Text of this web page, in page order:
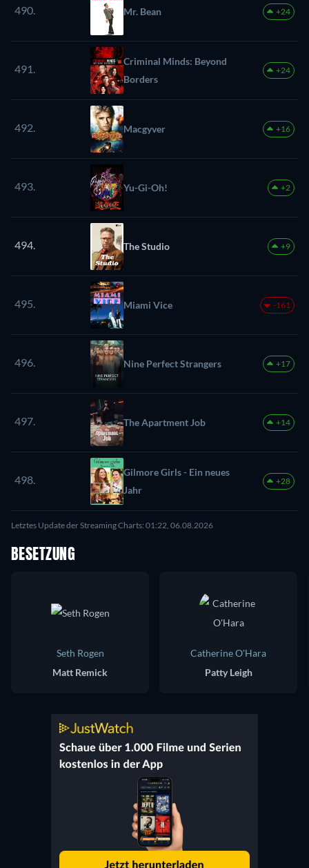
490. Mr. Bean +24
491.
Criminal Minds: Beyond
Borders
+24
492. Macgyver +16
493. Yu-Gi-Oh! +2
494. The Studio +9
495. Miami Vice -161
496. Nine Perfect Strangers +17
497. The Apartment Job +14
498.
Gilmore Girls - Ein neues
Jahr
+28
Letztes Update der Streaming Charts: 01:22, 06.08.2026
BESETZUNG
Seth Rogen
Matt Remick
Catherine O'Hara
Patty Leigh